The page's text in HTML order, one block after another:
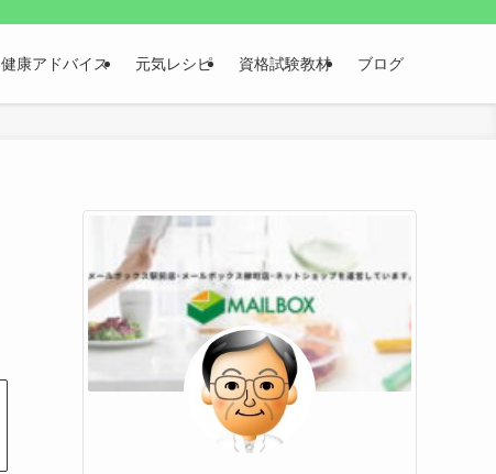
健康アドバイス 元気レシピ 資格試験教材 ブログ